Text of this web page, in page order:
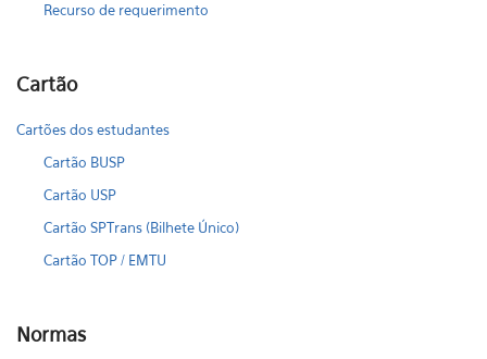
Recurso de requerimento
Cartão
Cartões dos estudantes
Cartão BUSP
Cartão USP
Cartão SPTrans (Bilhete Único)
Cartão TOP / EMTU
Normas